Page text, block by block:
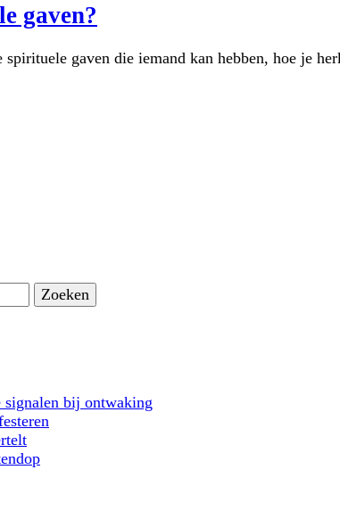
gaven?
gaven die iemand kan hebben, hoe je
signalen bij ontwaking